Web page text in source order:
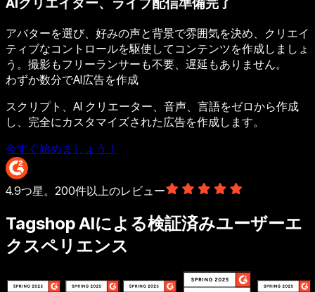
アバターを選び、好みの声と背景で雰囲気を決め、クリエイ
ティブなコントロールを駆使してコンテンツを作成しましょ
う。撮影もフリーランサーも不要、遅延もありません。
わずか数分でAI広告を作成
スクリプト、AI クリエーター、音声、言語をゼロから作成
し、完全にカスタマイズされた広告を作成します。
今すぐ始めましょう！
4.9つ星。200件以上のレビュー
Tagshop AIによる検証済みユーザーエ
クスペリエンス